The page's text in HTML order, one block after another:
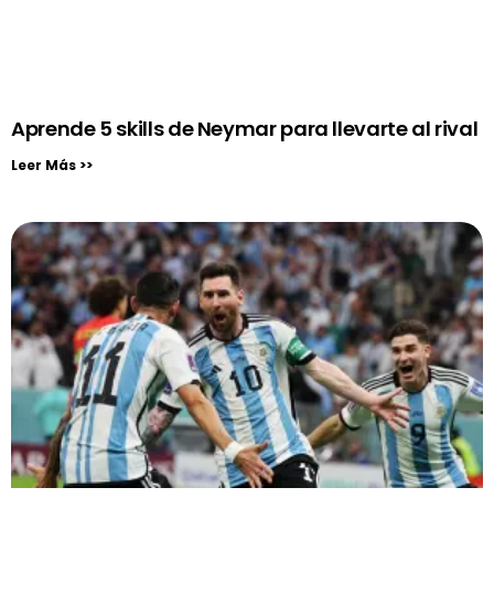
Aprende 5 skills de Neymar para llevarte al rival
Leer Más >>